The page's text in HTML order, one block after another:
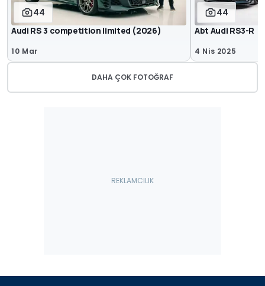
44
Audi RS 3 competition limited (2026)
10 Mar
44
Abt Audi RS3-R
4 Nis 2025
DAHA ÇOK FOTOĞRAF